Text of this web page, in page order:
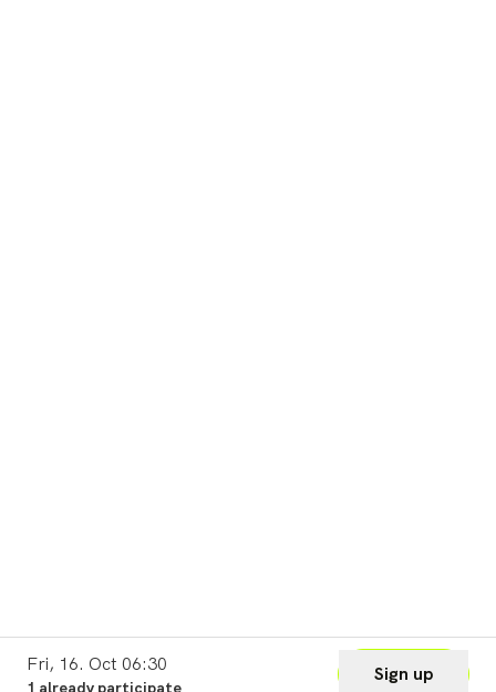
Fri, 16. Oct 06:30
1 already participate
Sign up